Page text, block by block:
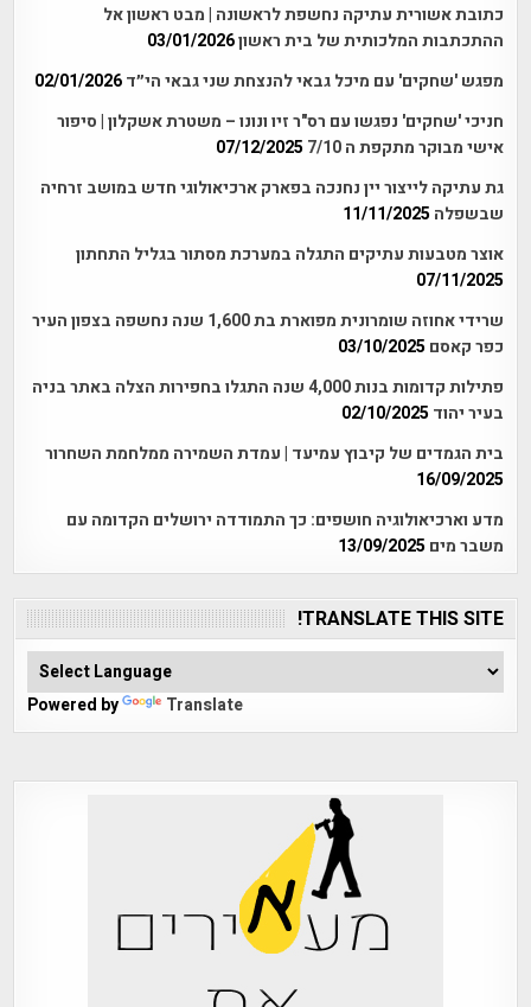
כתובת אשורית עתיקה נחשפת לראשונה | מבט ראשון אל
ההתכתבות המלכותית של בית ראשון03/01/2026
מפגש 'שחקים' עם מיכל גבאי להנצחת שני גבאי הי״ד 02/01/2026
חניכי 'שחקים' נפגשו עם רס"ר זיו ונונו – משטרת אשקלון | סיפור
אישי מבוקר מתקפת ה 7/10
07/12/2025
גת עתיקה לייצור יין נחנכה בפארק ארכיאולוגי חדש במושב זרחיה
שבשפלה 11/11/2025
אוצר מטבעות עתיקים התגלה במערכת מסתור בגליל התחתון
07/11/2025
שרידי אחוזה שומרונית מפוארת בת 1,600 שנה נחשפה בצפון העיר
כפר קאסם 03/10/2025
פתילות קדומות בנות 4,000 שנה התגלו בחפירות הצלה באתר בניה
בעיר יהוד 02/10/2025
בית הגמדים של קיבוץ עמיעד | עמדת השמירה ממלחמת השחרור
16/09/2025
מדע וארכיאולוגיה חושפים: כך התמודדה ירושלים הקדומה עם
משבר מים 13/09/2025
TRANSLATE THIS SITE!
Powered by Translate